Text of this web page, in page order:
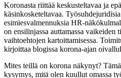
Koronasta riittää keskusteltavaa ja
käsinkosketeltavaa.
esimiesvalmennuksia HR-
on ensilinjassa auttamassa vaikeiden
vaihtoehtojen kartoittamisessa.
kirjoittaa blogissa korona-ajan
Mites teillä on korona näkynyt?
kysymys, mitä olen kuullut omassa